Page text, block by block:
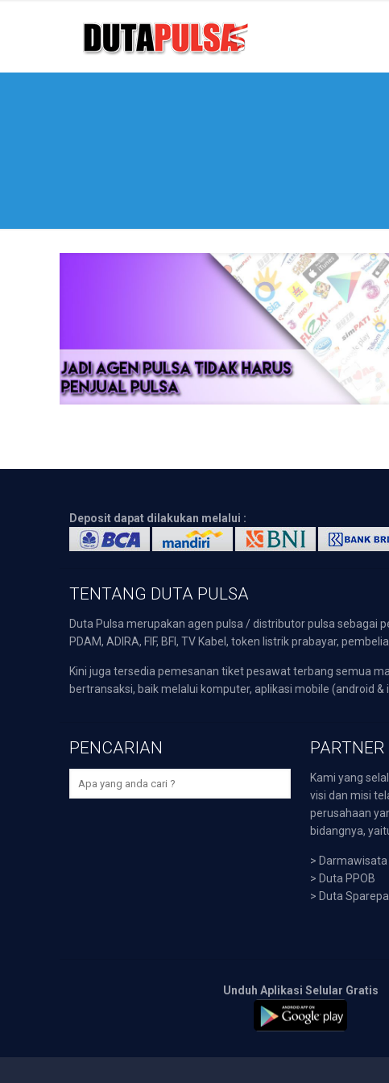
Deposit dapat dilakukan melalui :
TENTANG DUTA PULSA
Duta Pulsa merupakan agen pulsa / distributor pulsa sebagai
PDAM, ADIRA, FIF, BFI, TV Kabel, token listrik prabayar,
Kini juga tersedia pemesanan tiket pesawat terbang semua
bertransaksi, baik melalui komputer, aplikasi mobile (android &
PENCARIAN PARTNER
Kami yang
visi dan misi
perusahaan
bidangnya,
>
> Duta PPOB
> Duta
Unduh Aplikasi Selular Gratis